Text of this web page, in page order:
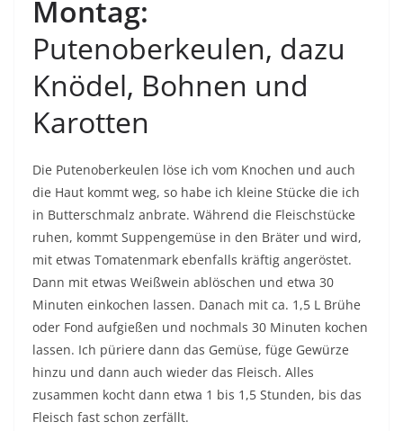
Montag:
Putenoberkeulen, dazu
Knödel, Bohnen und
Karotten
Die Putenoberkeulen löse ich vom Knochen und auch
die Haut kommt weg, so habe ich kleine Stücke die ich
in Butterschmalz anbrate. Während die Fleischstücke
ruhen, kommt Suppengemüse in den Bräter und wird,
mit etwas Tomatenmark ebenfalls kräftig angeröstet.
Dann mit etwas Weißwein ablöschen und etwa 30
Minuten einkochen lassen. Danach mit ca. 1,5 L Brühe
oder Fond aufgießen und nochmals 30 Minuten kochen
lassen. Ich püriere dann das Gemüse, füge Gewürze
hinzu und dann auch wieder das Fleisch. Alles
zusammen kocht dann etwa 1 bis 1,5 Stunden, bis das
Fleisch fast schon zerfällt.